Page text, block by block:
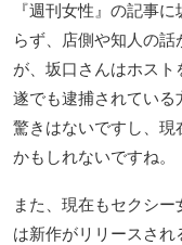
『週刊女性』の記事
らず、店側や知人の
が、坂口さんはホス
遂でも逮捕されている
驚きはないですし、現
かもしれないですね。
また、現在もセクシ
は新作がリリースさ